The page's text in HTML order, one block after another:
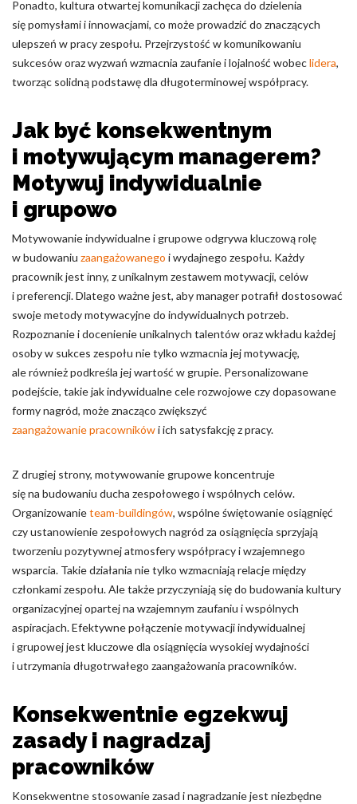
Ponadto, kultura otwartej komunikacji zachęca do dzielenia
się pomysłami i innowacjami, co może prowadzić do znaczących
ulepszeń w pracy zespołu. Przejrzystość w komunikowaniu
sukcesów oraz wyzwań wzmacnia zaufanie i lojalność wobeclidera,
tworząc solidną podstawę dla długoterminowej współpracy.
Jak być konsekwentnym
i motywującym managerem?
Motywuj indywidualnie
i grupowo
Motywowanie indywidualne i grupowe odgrywa kluczową rolę
w budowaniu zaangażowanego i wydajnego zespołu. Każdy
pracownik jest inny, z unikalnym zestawem motywacji, celów
i preferencji. Dlatego ważne jest, aby manager potrafił dostosować
swoje metody motywacyjne do indywidualnych potrzeb.
Rozpoznanie i docenienie unikalnych talentów oraz wkładu każdej
osoby w sukces zespołu nie tylko wzmacnia jej motywację,
ale również podkreśla jej wartość w grupie. Personalizowane
podejście, takie jak indywidualne cele rozwojowe czy dopasowane
formy nagród, może znacząco zwiększyć
zaangażowanie pracownikówi ich satysfakcję z pracy.
Z drugiej strony, motywowanie grupowe koncentruje
się na budowaniu ducha zespołowego i wspólnych celów.
Organizowanieteam-buildingów, wspólne świętowanie osiągnięć
czy ustanowienie zespołowych nagród za osiągnięcia sprzyjają
tworzeniu pozytywnej atmosfery współpracy i wzajemnego
wsparcia. Takie działania nie tylko wzmacniają relacje między
członkami zespołu. Ale także przyczyniają się do budowania kultury
organizacyjnej opartej na wzajemnym zaufaniu i wspólnych
aspiracjach. Efektywne połączenie motywacji indywidualnej
i grupowej jest kluczowe dla osiągnięcia wysokiej wydajności
i utrzymania długotrwałego zaangażowania pracowników.
Konsekwentnie egzekwuj
zasady i nagradzaj
pracowników
Konsekwentne stosowanie zasad i nagradzanie jest niezbędne